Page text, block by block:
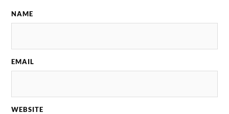
NAME
EMAIL
WEBSITE